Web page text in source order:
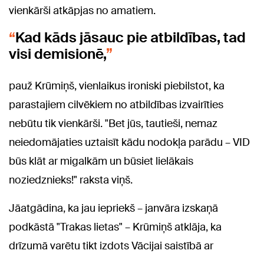
vienkārši atkāpjas no amatiem.
Kad kāds jāsauc pie atbildības, tad
visi demisionē,
pauž Krūmiņš, vienlaikus ironiski piebilstot, ka
parastajiem cilvēkiem no atbildības izvairīties
nebūtu tik vienkārši. "Bet jūs, tautieši, nemaz
neiedomājaties uztaisīt kādu nodokļa parādu – VID
būs klāt ar migalkām un būsiet lielākais
noziedznieks!" raksta viņš.
Jāatgādina, ka jau iepriekš – janvāra izskaņā
podkāstā "Trakas lietas" – Krūmiņš atklāja, ka
drīzumā varētu tikt izdots Vācijai saistībā ar